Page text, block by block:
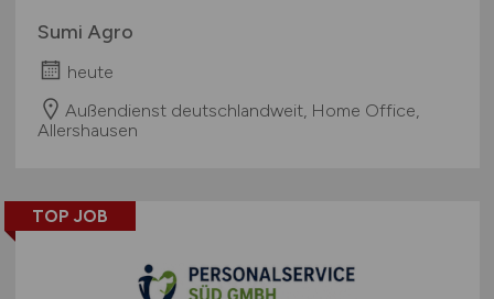
Sumi Agro
heute
Außendienst deutschlandweit, Home Office,
Allershausen
TOP JOB